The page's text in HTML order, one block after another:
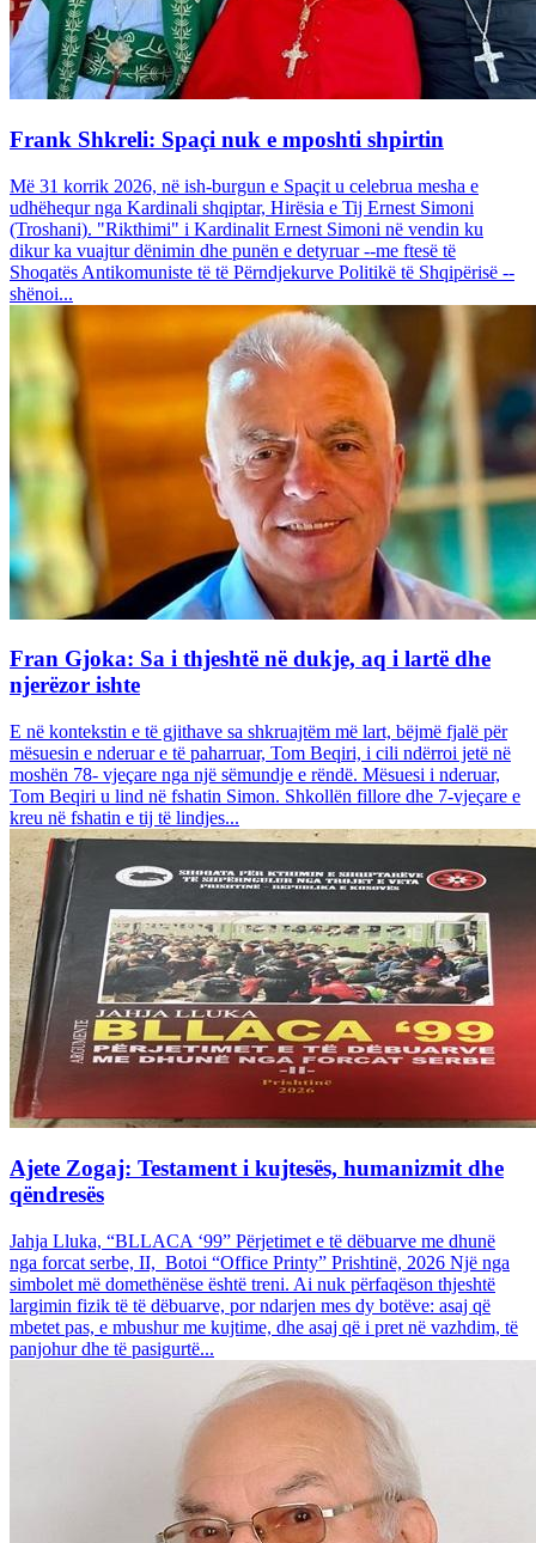
Frank Shkreli: Spaçi nuk e mposhti shpirtin
Më 31 korrik 2026, në ish-burgun e Spaçit u celebrua mesha e
udhëhequr nga Kardinali shqiptar, Hirësia e Tij Ernest Simoni
(Troshani). "Rikthimi" i Kardinalit Ernest Simoni në vendin ku
dikur ka vuajtur dënimin dhe punën e detyruar --me ftesë të
Shoqatës Antikomuniste të të Përndjekurve Politikë të Shqipërisë --
shënoi...
Fran Gjoka: Sa i thjeshtë në dukje, aq i lartë dhe
njerëzor ishte
E në kontekstin e të gjithave sa shkruajtëm më lart, bëjmë fjalë për
mësuesin e nderuar e të paharruar, Tom Beqiri, i cili ndërroi jetë në
moshën 78- vjeçare nga një sëmundje e rëndë. Mësuesi i nderuar,
Tom Beqiri u lind në fshatin Simon. Shkollën fillore dhe 7-vjeçare e
kreu në fshatin e tij të lindjes...
Ajete Zogaj: Testament i kujtesës, humanizmit dhe
qëndresës
Jahja Lluka, “BLLACA ‘99” Përjetimet e të dëbuarve me dhunë
nga forcat serbe, II, Botoi “Office Printy” Prishtinë, 2026 Një nga
simbolet më domethënëse është treni. Ai nuk përfaqëson thjeshtë
largimin fizik të të dëbuarve, por ndarjen mes dy botëve: asaj që
mbetet pas, e mbushur me kujtime, dhe asaj që i pret në vazhdim, të
panjohur dhe të pasigurtë...